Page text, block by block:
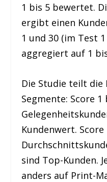
1 bis 5 bewertet.
ergibt einen
1 und 30 (im Test
aggregiert auf 1
Die Studie teilt die
Segmente: Score 1
Kundenwert.
sind Top-Kunden.
anders auf Print-